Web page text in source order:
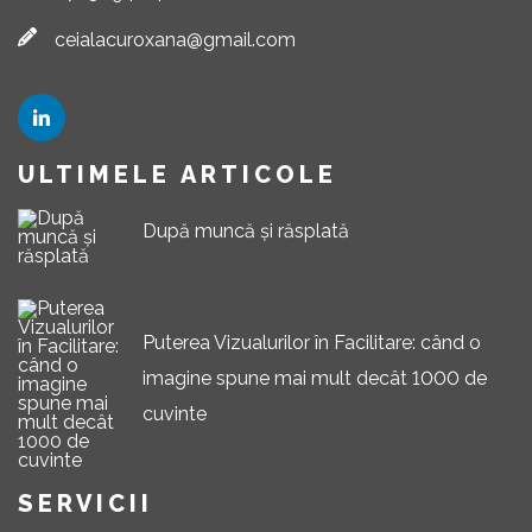
ceialacuroxana@gmail.com
ULTIMELE ARTICOLE
După muncă și răsplată
Puterea Vizualurilor în Facilitare: când o
imagine spune mai mult decât 1000 de
cuvinte
SERVICII